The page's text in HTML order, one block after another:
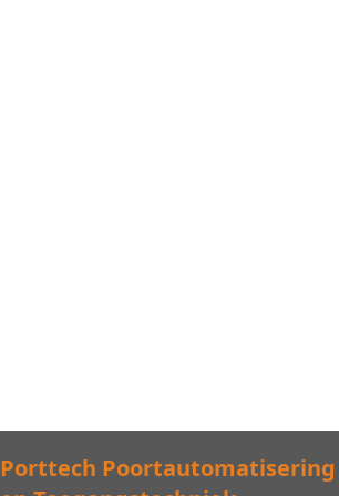
Porttech Poortautomatisering